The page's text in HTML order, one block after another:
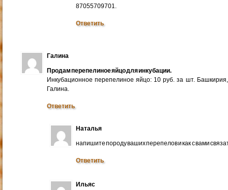
87055709701.
Ответить
Галина
Продам перепелиное яйцо для инкубации.
Инкубационное перепелиное яйцо: 10 руб. за шт.
Галина.
Ответить
Наталья
напишите породу ваших перепелов и как с вами
Ответить
Ильяс